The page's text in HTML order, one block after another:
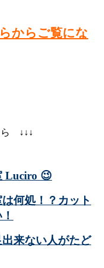
からご覧にな
ら ↓↓↓
Luciro 😉
何処！？カット
来ない人がたど